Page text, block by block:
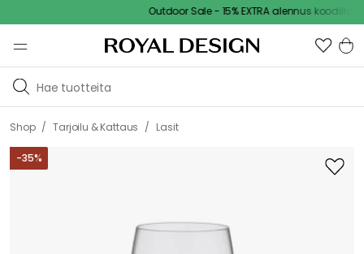
Outdoor Sale - 15% EXTRA alennus koodilla
Shop / Tarjoilu & Kattaus / Lasit
-35%